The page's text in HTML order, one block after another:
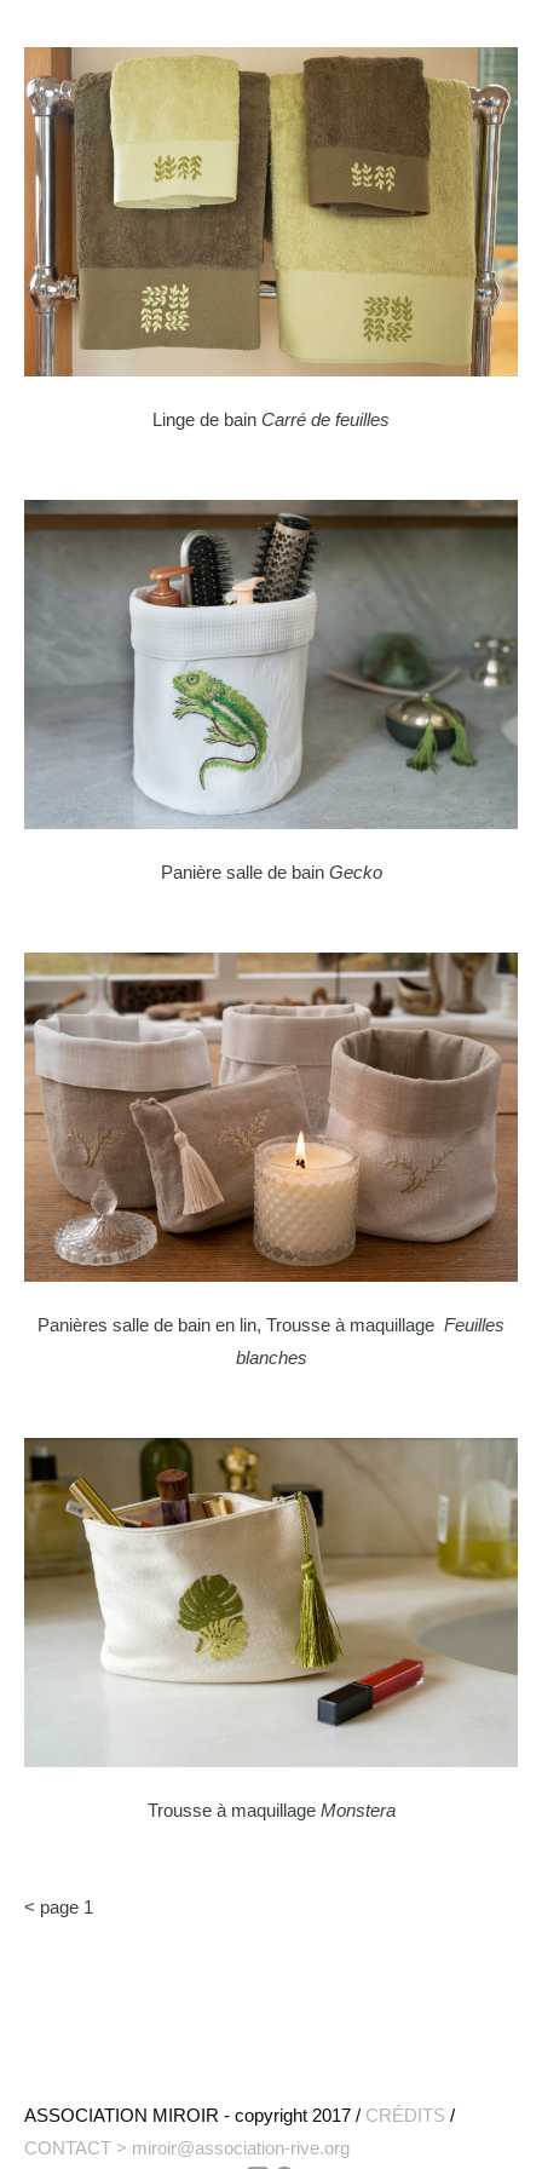
Linge de bain Carré de feuilles
Panière salle de bain Gecko
Panières salle de bain en lin, Trousse à maquillage Feuilles
blanches
Trousse à maquillage Monstera
< page 1
ASSOCIATION MIROIR - copyright 2017 / CRÉDITS /
CONTACT > miroir@association-rive.org